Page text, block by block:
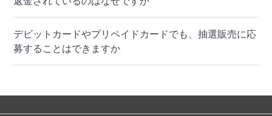
デビットカードやプリペイドカードでも、抽選販売に応
募することはできますか